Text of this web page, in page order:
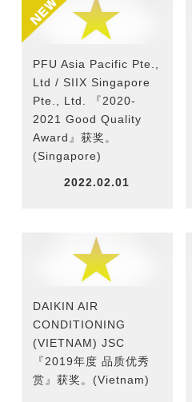
PFU Asia Pacific Pte.,
Ltd / SIIX Singapore
Pte., Ltd. 『2020-
2021 Good Quality
Award』获奖。
(Singapore)
2022.02.01
DAIKIN AIR
CONDITIONING
(VIETNAM) JSC
『2019年度 品质优秀
赏』获奖。(Vietnam)